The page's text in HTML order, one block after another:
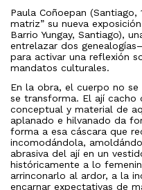
Paula Coñoepan
matriz” su nueva
Barrio Yungay, Santiago),
entrelazar dos
para activar una reflexión
mandatos culturales.
En la obra, el cuerpo no se
se transforma. El ají cacho
conceptual y material de
aplanado e hilvanado da
forma a esa cáscara que
incomodándola,
abrasiva del ají en un
históricamente a lo
arrinconarlo al ardor, a la
encarnar expectativas de